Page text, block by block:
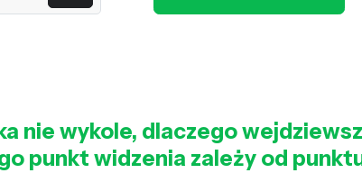
nie wykole, dlaczego
punkt widzenia zależy od